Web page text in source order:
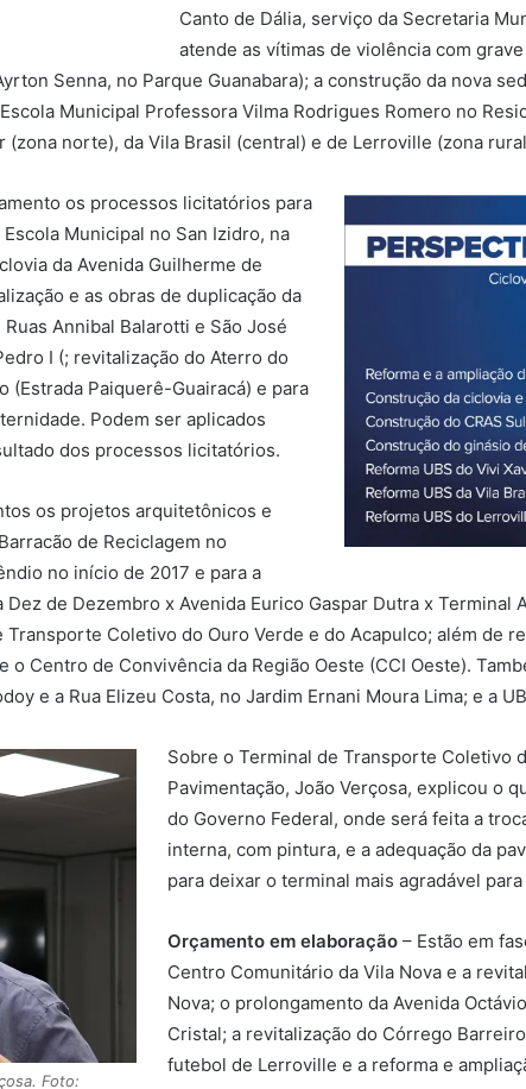
Canto de Dália, serviço da Secretaria
atende as vítimas de violência com
Senna, no Parque Guanabara); a construção da nova
Municipal Professora Vilma Rodrigues Romero no
(zona norte), da Vila Brasil (central) e de Lerroville (zona
os processos licitatórios para
Municipal no San Izidro, na
da Avenida Guilherme de
e as obras de duplicação da
Annibal Balarotti e São José
I (; revitalização do Aterro do
(Estrada Paiquerê-Guairacá) e para
Podem ser aplicados
dos processos licitatórios.
os projetos arquitetônicos e
de Reciclagem no
no início de 2017 e para a
de Dezembro x Avenida Eurico Gaspar Dutra x Terminal
Coletivo do Ouro Verde e do Acapulco; além de
o Centro de Convivência da Região Oeste (CCI Oeste).
e a Rua Elizeu Costa, no Jardim Ernani Moura Lima; e a
Foto:
Sobre o Terminal de Transporte Coletivo
Pavimentação, João Verçosa, explicou o
do Governo Federal, onde será feita a
interna, com pintura, e a adequação da
para deixar o terminal mais agradável
Orçamento em elaboração – Estão em
Centro Comunitário da Vila Nova e a
Nova; o prolongamento da Avenida
Cristal; a revitalização do Córrego
futebol de Lerroville e a reforma e